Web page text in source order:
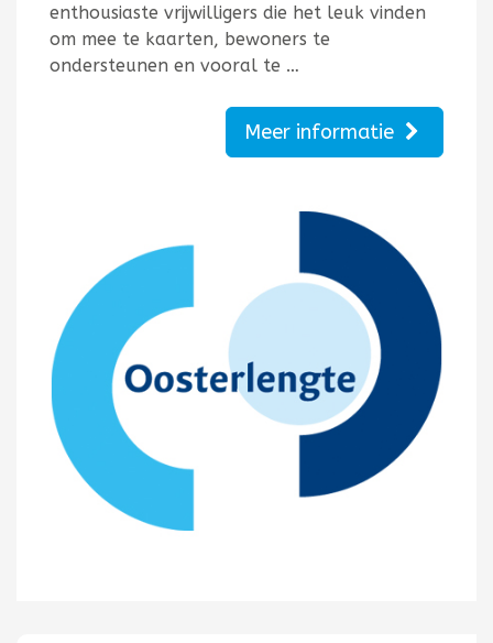
enthousiaste vrijwilligers die het leuk vinden
om mee te kaarten, bewoners te
ondersteunen en vooral te …
Meer informatie